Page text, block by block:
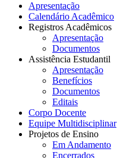
Apresentação
Calendário Acadêmico
Registros Acadêmicos
Apresentação
Documentos
Assistência Estudantil
Apresentação
Benefícios
Documentos
Editais
Corpo Docente
Equipe Multidisciplinar
Projetos de Ensino
Em Andamento
Encerrados